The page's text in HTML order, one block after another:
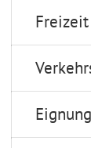
Freizeit
Eignung